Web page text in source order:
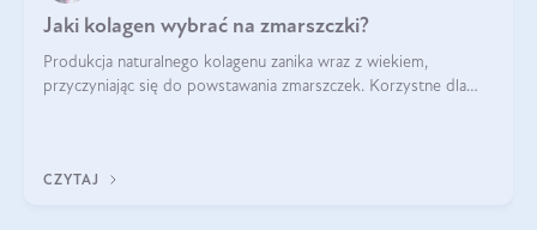
Jaki kolagen wybrać na zmarszczki?
Produkcja naturalnego kolagenu zanika wraz z wiekiem,
przyczyniając się do powstawania zmarszczek. Korzystne dla
CZYTAJ